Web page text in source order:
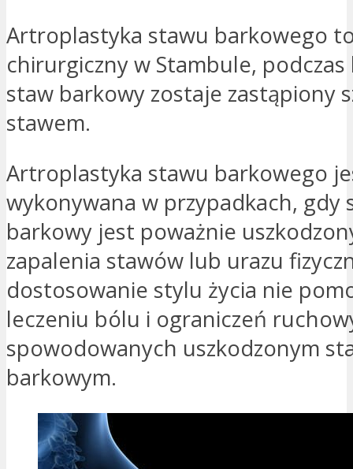
Artroplastyka stawu barkowego
chirurgiczny w Stambule,
staw barkowy zostaje zastąpiony
stawem.
Artroplastyka stawu barkowego
wykonywana w przypadkach, gdy
barkowy jest poważnie
zapalenia stawów lub urazu
dostosowanie stylu życia nie
leczeniu bólu i ograniczeń
spowodowanych uszkodzonym
barkowym.